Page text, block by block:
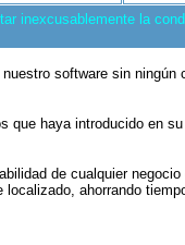
inexcusablemente la
software sin
que haya introducido en
de cualquier
ahorrando